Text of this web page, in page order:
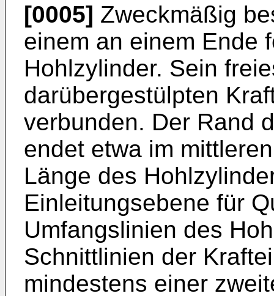
[0005] Zweckmäßig
einem an einem Ende
Hohlzylinder. Sein
darübergestülpten
verbunden. Der Rand
endet etwa im
Länge des
Einleitungsebene für
Umfangslinien des
Schnittlinien der
mindestens einer